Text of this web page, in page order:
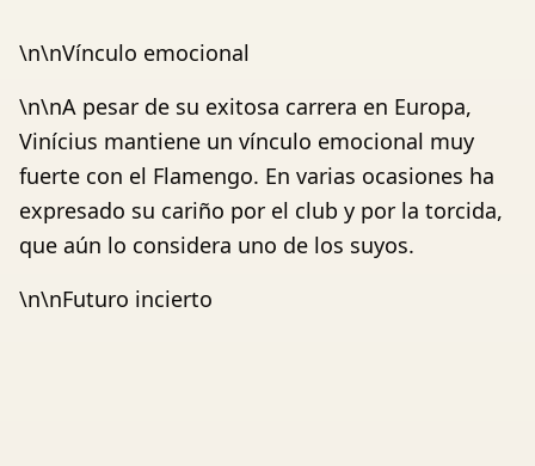
\n\nVínculo emocional
\n\nA pesar de su exitosa carrera en Europa,
Vinícius mantiene un vínculo emocional muy
fuerte con el Flamengo. En varias ocasiones ha
expresado su cariño por el club y por la torcida,
que aún lo considera uno de los suyos.
\n\nFuturo incierto